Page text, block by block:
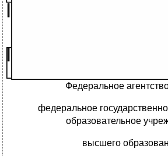
Федеральное
федеральное
образовательное
высшего